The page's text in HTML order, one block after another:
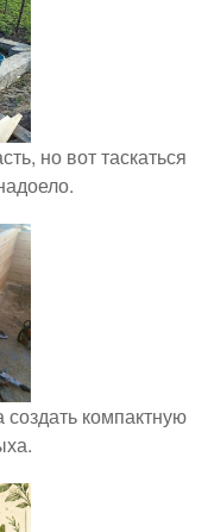
но вот таскаться
компактную